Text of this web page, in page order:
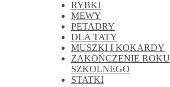
RYBKI
MEWY
PETADRY
DLA TATY
MUSZKI I KOKARDY
ZAKOŃCZENIE ROKU
SZKOLNEGO
STATKI